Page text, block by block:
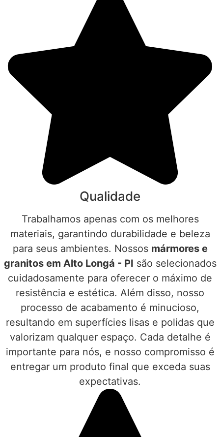
Qualidade
Trabalhamos apenas com os melhores
materiais, garantindo durabilidade e beleza
para seus ambientes. Nossos mármores e
granitos em Alto Longá - PI são selecionados
cuidadosamente para oferecer o máximo de
resistência e estética. Além disso, nosso
processo de acabamento é minucioso,
resultando em superfícies lisas e polidas que
valorizam qualquer espaço. Cada detalhe é
importante para nós, e nosso compromisso é
entregar um produto final que exceda suas
expectativas.